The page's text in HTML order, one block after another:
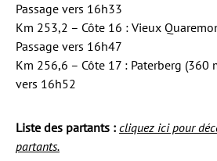
Passage vers 16h33
Km 253,2 – Côte 16 : Vieux
Passage vers 16h47
Km 256,6 – Côte 17 : Paterberg (360
vers 16h52
Liste des partants : cliquez ici pour
partants.